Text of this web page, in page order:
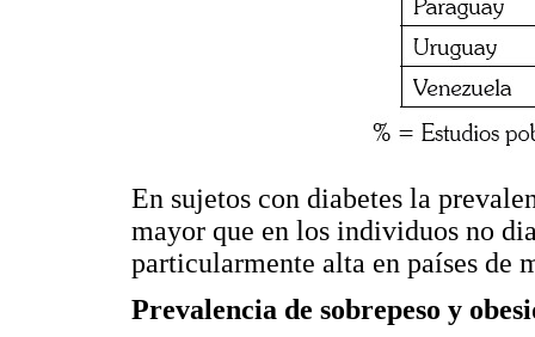
En sujetos con diabetes la
mayor que en los individuos no
particularmente alta en países de
Prevalencia de sobrepeso y